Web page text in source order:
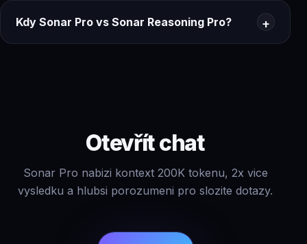
Kdy Sonar Pro vs Sonar Reasoning Pro?
Otevřít chat
Sonar Pro nabizi kontext 200K tokenu, 2x vice
vysledku a hlubsi porozumeni pro slozite dotazy.